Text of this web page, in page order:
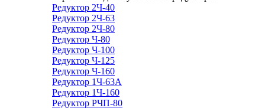
Редуктор 2Ч-40
Редуктор 2Ч-63
Редуктор 2Ч-80
Редуктор Ч-80
Редуктор Ч-100
Редуктор Ч-125
Редуктор Ч-160
Редуктор 1Ч-63А
Редуктор 1Ч-160
Редуктор РЧП-80